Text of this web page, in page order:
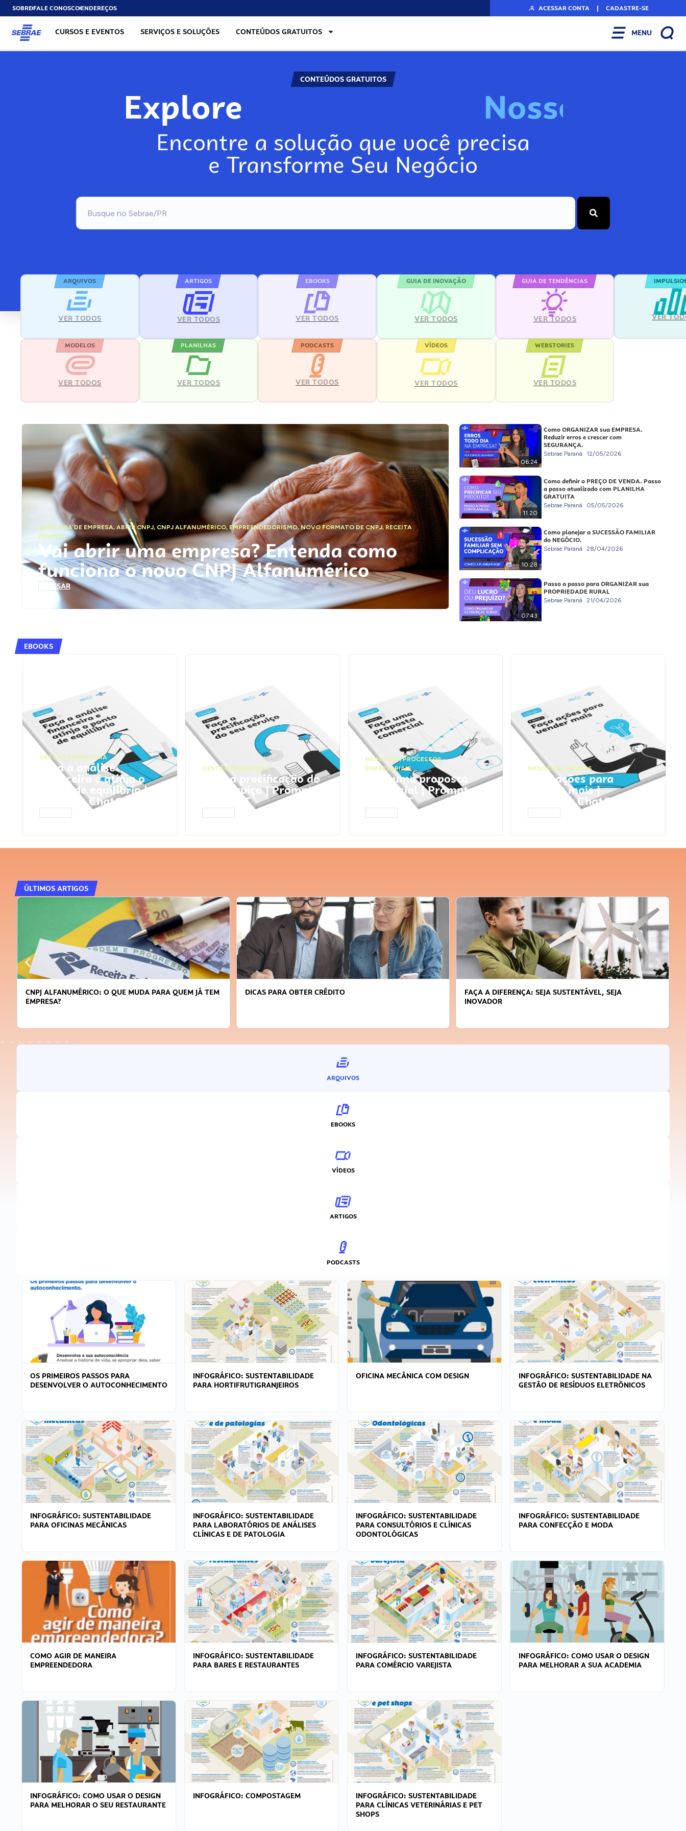
SOBREFALE CONOSCOENDEREÇOS ACESSAR CONTA | CADASTRE-SE
CURSOS E EVENTOS SERVIÇOS E SOLUÇÕES CONTEÚDOS GRATUITOS MENU
CONTEÚDOS GRATUITOS
Explore Nosso
Encontre a solução que você precisa
e Transforme Seu Negócio
ARQUIVOS
VER TODOS
ARTIGOS
VER TODOS
EBOOKS
VER TODOS
GUIA DE INOVAÇÃO
VER TODOS
GUIA DE TENDÊNCIAS
VER TODOS VER
MODELOS
VER TODOS
PLANILHAS
VER TODOS
PODCASTS
VER TODOS
VÍDEOS
VER TODOS
WEBSTORIES
VER TODOS
ABERTURA DE EMPRESA,ABRIR CNPJ, CNPJ ALFANUMÉRICO, EMPREENDEDORISMO,NOVO FORMATO DE CNPJ,RECEITA
FEDERAL
Vai abrir uma empresa? Entenda como
funciona o novo CNPJ Alfanumérico
ACESSAR
06:24
Como ORGANIZAR sua EMPRESA.
Reduzir erros e crescer com
SEGURANÇA.
Sebrae Paraná 12/05/2026
11:20
Como definir o PREÇO DE VENDA. Passo
a passo atualizado com PLANILHA
GRATUITA
Sebrae Paraná 05/05/2026
10:28
Como planejar a SUCESSÃO FAMILIAR
do NEGÓCIO.
Sebrae Paraná 28/04/2026
07:43
Passo a passo para ORGANIZAR sua
PROPRIEDADE RURAL
Sebrae Paraná 21/04/2026
EBOOKS
GESTÃO FINANCEIRA
Faça a análise
financeira e atinja o
ponto de equilíbrio |
Prompts ChatGPT
GESTÃO FINANCEIRA
Faça a precificação do
seu serviço | Prompts
ChatGPT
NEGÓCIOS,PROCESSOS
EMPRESARIAIS
Faça uma proposta
comercial | Prompts
ChatGPT
NEGÓCIOS, VENDAS
Faça ações para
vender mais |
Prompts ChatGPT
ÚLTIMOS ARTIGOS
CNPJ ALFANUMÉRICO: O QUE MUDA PARA QUEM JÁ TEM
EMPRESA?
DICAS PARA OBTER CRÉDITO
FAÇA A DIFERENÇA: SEJA SUSTENTÁVEL, SEJA
INOVADOR
ARQUIVOS
EBOOKS
VÍDEOS
ARTIGOS
PODCASTS
OS PRIMEIROS PASSOS PARA
DESENVOLVER O AUTOCONHECIMENTO
INFOGRÁFICO: SUSTENTABILIDADE
PARA HORTIFRUTIGRANJEIROS
OFICINA MECÂNICA COM DESIGN
INFOGRÁFICO: SUSTENTABILIDADE NA
GESTÃO DE RESÍDUOS ELETRÔNICOS
INFOGRÁFICO: SUSTENTABILIDADE
PARA OFICINAS MECÂNICAS
INFOGRÁFICO: SUSTENTABILIDADE
PARA LABORATÓRIOS DE ANÁLISES
CLÍNICAS E DE PATOLOGIA
INFOGRÁFICO: SUSTENTABILIDADE
PARA CONSULTÓRIOS E CLÍNICAS
ODONTOLÓGICAS
INFOGRÁFICO: SUSTENTABILIDADE
PARA CONFECÇÃO E MODA
COMO AGIR DE MANEIRA
EMPREENDEDORA
INFOGRÁFICO: SUSTENTABILIDADE
PARA BARES E RESTAURANTES
INFOGRÁFICO: SUSTENTABILIDADE
PARA COMÉRCIO VAREJISTA
INFOGRÁFICO: COMO USAR O DESIGN
PARA MELHORAR A SUA ACADEMIA
INFOGRÁFICO: COMO USAR O DESIGN
PARA MELHORAR O SEU RESTAURANTE
INFOGRÁFICO: COMPOSTAGEM
INFOGRÁFICO: SUSTENTABILIDADE
PARA CLÍNICAS VETERINÁRIAS E PET
SHOPS